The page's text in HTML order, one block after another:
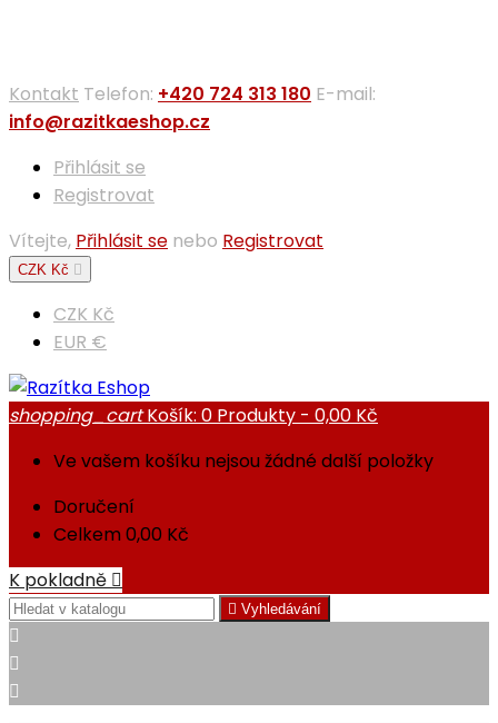
Kontakt Telefon: +420 724 313 180 E-mail:
info@razitkaeshop.cz
Přihlásit se
Registrovat
Vítejte, Přihlásit se nebo Registrovat
CZK Kč 
CZK Kč
EUR €
shopping_cart Košík: 0 Produkty - 0,00 Kč
Ve vašem košíku nejsou žádné další položky
Doručení
Celkem0,00 Kč
K pokladně 
 Vyhledávání


